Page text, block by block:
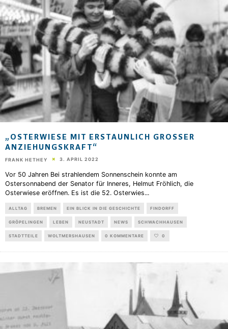
„OSTERWIESE MIT ERSTAUNLICH GROSSER A
NZIEHUNGSKRAFT“
FRANK HETHEY 3. APRIL 2022
Vor 50 Jahren Bei strahlendem Sonnenschein konnte am
Ostersonnabend der Senator für Inneres, Helmut Fröhlich, die
Osterwiese eröffnen. Es ist die 52. Osterwies...
ALLTAG BREMEN EIN BLICK IN DIE GESCHICHTE FINDORFF
GRÖPELINGEN LEBEN NEUSTADT NEWS SCHWACHHAUSEN
STADTTEILE WOLTMERSHAUSEN 0 KOMMENTARE 0